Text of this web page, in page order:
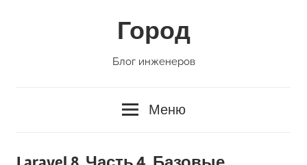
Город
Блог инженеров
Меню